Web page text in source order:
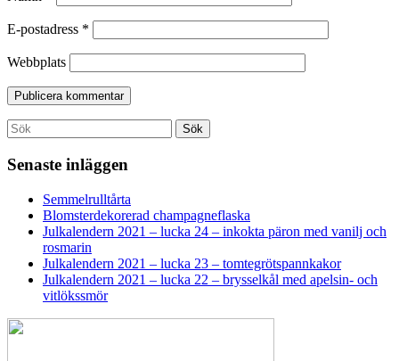
E-postadress *
Webbplats
Search
for:
Sök
Senaste inläggen
Semmelrulltårta
Blomsterdekorerad champagneflaska
Julkalendern 2021 – lucka 24 – inkokta päron med vanilj och
rosmarin
Julkalendern 2021 – lucka 23 – tomtegrötspannkakor
Julkalendern 2021 – lucka 22 – brysselkål med apelsin- och
vitlökssmör